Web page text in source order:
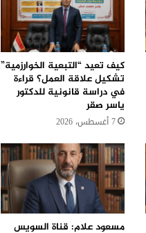
كيف تعيد “التبعية الخوارزمية”
تشكيل علاقة العمل؟ قراءة
في دراسة قانونية للدكتور
ياسر صقر
7 أغسطس، 2026
مسعود علام: قناة السويس